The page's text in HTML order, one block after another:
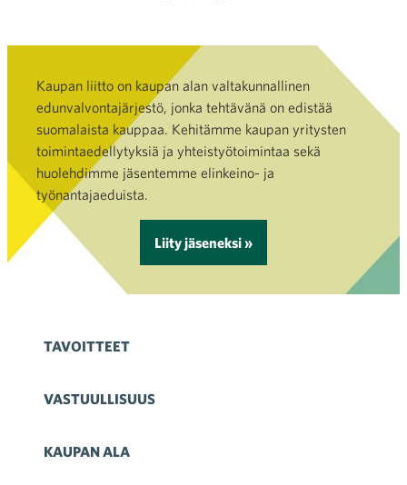
Kaupan liitto on kaupan alan valtakunnallinen
edunvalvontajärjestö, jonka tehtävänä on edistää
suomalaista kauppaa. Kehitämme kaupan yritysten
toimintaedellytyksiä ja yhteistyötoimintaa sekä
huolehdimme jäsentemme elinkeino- ja
työnantajaeduista.
Liity jäseneksi »
TAVOITTEET
VASTUULLISUUS
KAUPAN ALA